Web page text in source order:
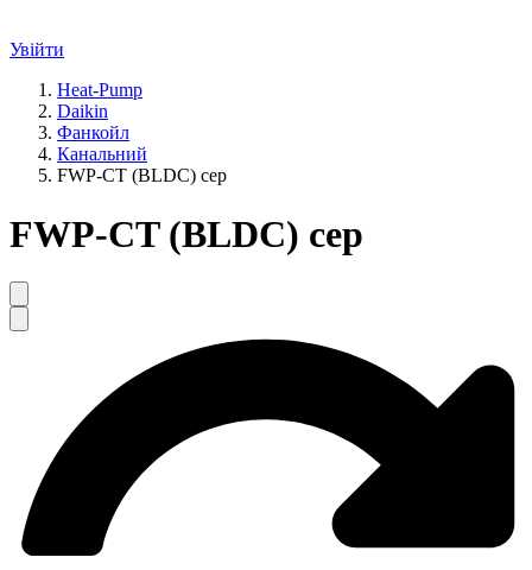
Увійти
Heat-Pump
Daikin
Фанкойл
Канальний
FWP-CT (BLDC) сер
FWP-CT (BLDC) сер